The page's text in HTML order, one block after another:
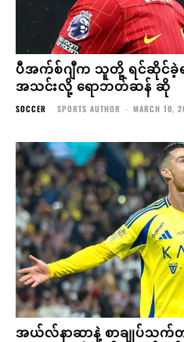
ပီအက်စ်ဂျီက သူတို့ ရင်ဆိုင်ခဲ့
အသင်းလို့ ရောဘတ်ဆန် ဆို
SOCCER SPORTS AUTHOR - MARCH 10,
အယ်လ်နာဆာနဲ့ စာချုပ်သက်